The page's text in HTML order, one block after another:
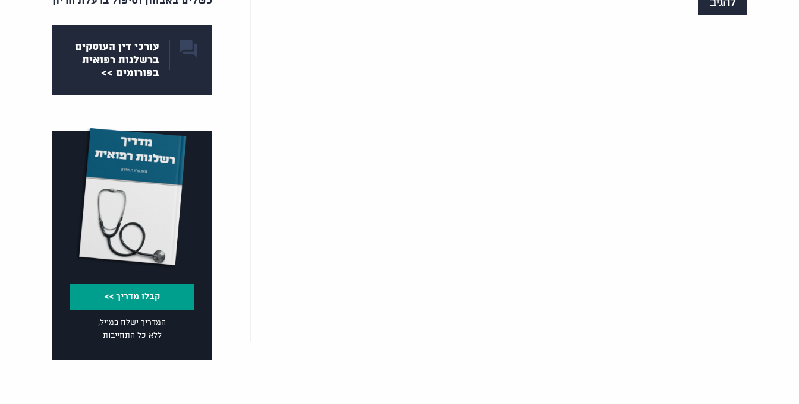
עורכי דין העוסקים
ברשלנות רפואית
בפורומים >>
קבלו מדריך >>
המדריך ישלח במייל,
ללא כל התחייבות